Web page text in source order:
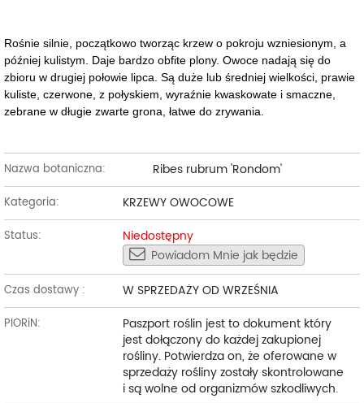
Rośnie silnie, początkowo tworząc krzew o pokroju wzniesionym, a
później kulistym. Daje bardzo obfite plony. Owoce nadają się do
zbioru w drugiej połowie lipca. Są duże lub średniej wielkości, prawie
kuliste, czerwone, z połyskiem, wyraźnie kwaskowate i smaczne,
zebrane w długie zwarte grona, łatwe do zrywania.
Nazwa botaniczna: Ribes rubrum 'Rondom'
Kategoria: KRZEWY OWOCOWE
Status:
Niedostępny
Powiadom Mnie jak będzie
Czas dostawy : W SPRZEDAŻY OD WRZEŚNIA
PIORiN:
Paszport roślin jest to dokument który
jest dołączony do każdej zakupionej
rośliny. Potwierdza on, że oferowane w
sprzedaży rośliny zostały skontrolowane
i są wolne od organizmów szkodliwych.